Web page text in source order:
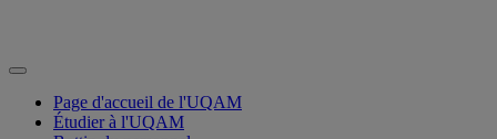
Page d'accueil de l'UQAM
Étudier à l'UQAM